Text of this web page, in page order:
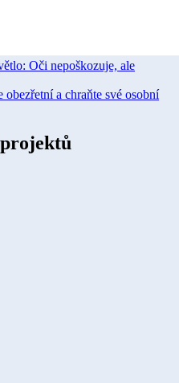
Oči nepoškozuje, ale
a chraňte své osobní